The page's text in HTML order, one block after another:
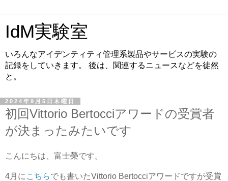
IdM実験室
いろんなアイデンティティ管理系製品やサービスの実験の
記録をしていきます。 後は、関連するニュースなどを徒然
と。
2024年9月5日木曜日
初回Vittorio Bertocciアワードの受賞者
が決まったみたいです
こんにちは、富士榮です。
4月に こちらでも書いたVittorio Bertocciアワードですが受賞